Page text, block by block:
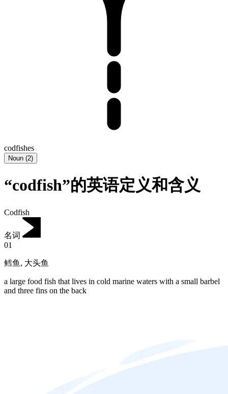
codfishes
Noun (2)
“codfish”的英语定义和含义
Codfish
名词
01
鳕鱼 , 大头鱼
a large food fish that lives in cold marine waters with a small barbel
and three fins on the back